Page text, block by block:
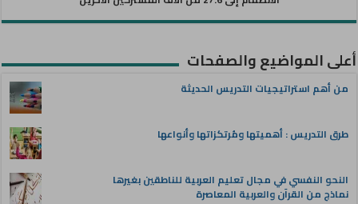
أعلى المواضيع والصفحات
من أهم استراتيجيات التدريس الحديثة
طرق التدريس : أهميتها ومُرتكزاتها وأنواعها
النحو النفسي في مجال تعليم العربية للناطقين بغيرها
نماذج من القرآن والعربية المعاصرة